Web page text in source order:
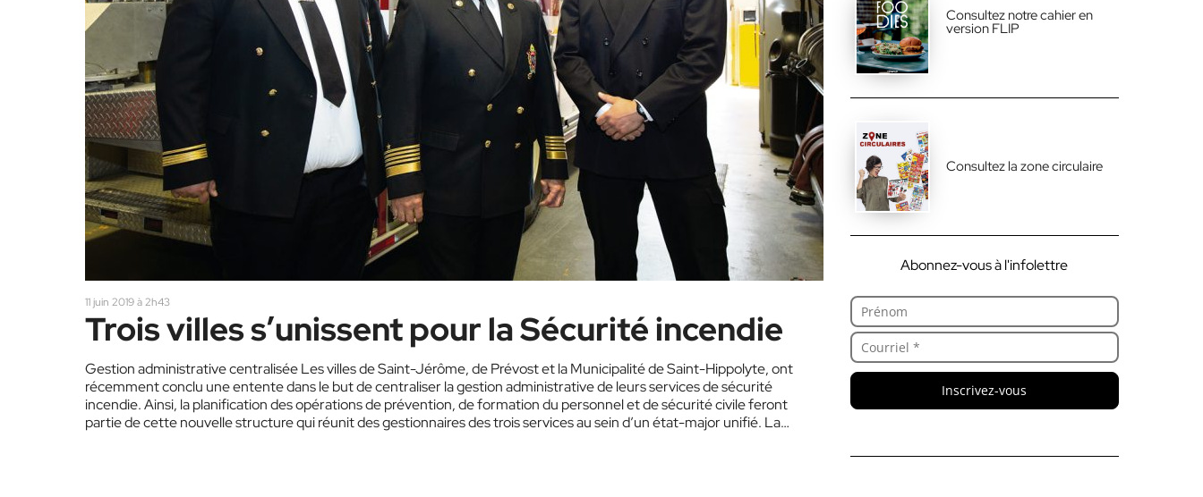
11 juin 2019 à 2h43
Trois villes s’unissent pour la Sécurité incendie
Gestion administrative centralisée Les villes de Saint-Jérôme, de Prévost et la Municipalité de Saint-Hippolyte, ont
récemment conclu une entente dans le but de centraliser la gestion administrative de leurs services de sécurité
incendie. Ainsi, la planification des opérations de prévention, de formation du personnel et de sécurité civile feront
partie de cette nouvelle structure qui réunit des gestionnaires des trois services au sein d’un état-major unifié. La
Consultez notre cahier en
version FLIP
Consultez la zone circulaire
Abonnez-vous à l'infolettre
Inscrivez-vous